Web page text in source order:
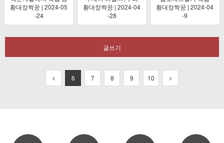
황대장짝꿍 | 2024-05
-24
황대장짝꿍 | 2024-04
-28
황대장짝꿍 | 2024-04
-9
글쓰기
6 7 8 9 10